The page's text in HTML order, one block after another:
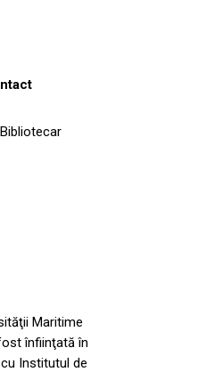
Maritime
înfiinţată în
Institutul de